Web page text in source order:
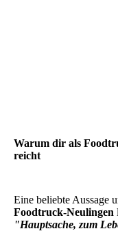
Warum dir als
reicht
Eine beliebte Aussage
Foodtruck-Neulingen
"Hauptsache, zum